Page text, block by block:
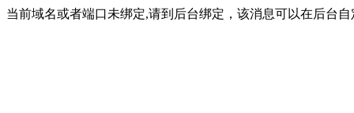
当前域名或者端口未绑定,请到后台绑定，该消息可以在后台自